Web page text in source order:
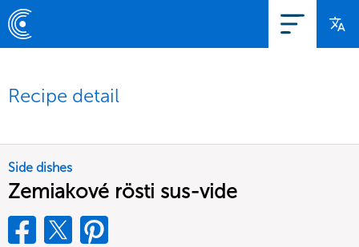
Recipe detail
Side dishes
Zemiakové rösti sus-vide